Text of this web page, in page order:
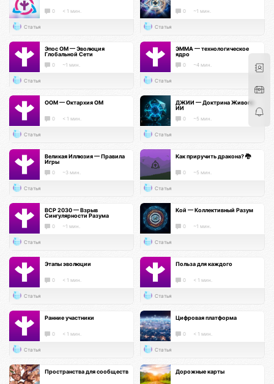
0 < 1 мин.
Статья
0 ~1 мин.
Статья
Эпос ОМ — Эволюция
Глобальной Сети
0 ~1 мин.
Статья
ЭММА — технологическое
ядро
0 ~4 мин.
Статья
ООМ — Октархия ОМ
0 < 1 мин.
Статья
ДЖИИ — Доктрина Живого
ИИ
0 ~5 мин.
Статья
Великая Иллюзия — Правила
Игры
0 ~3 мин.
Статья
Как приручить дракона? 🐉
0 ~5 мин.
Статья
ВСР 2030 — Взрыв
Сингулярности Разума
0 ~1 мин.
Статья
Кой — Коллективный Разум
0 ~1 мин.
Статья
Этапы эволюции
0 < 1 мин.
Статья
Польза для каждого
0 < 1 мин.
Статья
Ранние участники
0 < 1 мин.
Статья
Цифровая платформа
0 < 1 мин.
Статья
Пространства для сообществ Дорожные карты